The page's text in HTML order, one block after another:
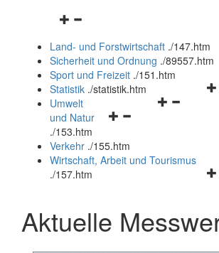
Navigationsmenü
und
schließen
Land- und Forstwirtschaft ./147.htm
Sicherheit und Ordnung ./89557.htm
Sport und Freizeit ./151.htm
Statistik ./statistik.htm
Navigationsmenü
und
schließen
Umwelt
und Natur
./153.htm
Verkehr ./155.htm
Wirtschaft, Arbeit und Tourismus
./157.htm
Aktuelle